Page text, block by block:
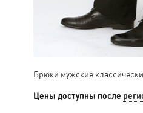
Брюки мужские
Цены доступны после